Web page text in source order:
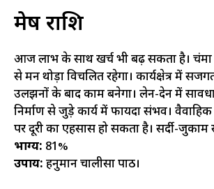
मेष राशि
आज लाभ के साथ खर्च भी बढ़ सकता है। चंद्रमा
से मन थोड़ा विचलित रहेगा। कार्यक्षेत्र में
उलझनों के बाद काम बनेगा। लेन-देन में
निर्माण से जुड़े कार्य में फायदा संभव। वैवाहिक
पर दूरी का एहसास हो सकता है। सर्दी-
भाग्य: 81%
उपाय: हनुमान चालीसा पाठ।